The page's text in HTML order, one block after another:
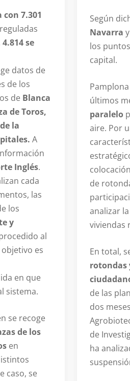
7.301
reguladas
4.814 se
datos de
de los
de Blanca
de Toros,
la
A
Inglés.
cada
las
los
y
al
es
en que
sistema.
se recoge
de los
en
caso, se
Según
Navarra
los
capital.
últimos
paralelo
aire. Por
de
analizar
viviendas
En total,
rotondas
de las
dos
de
ha